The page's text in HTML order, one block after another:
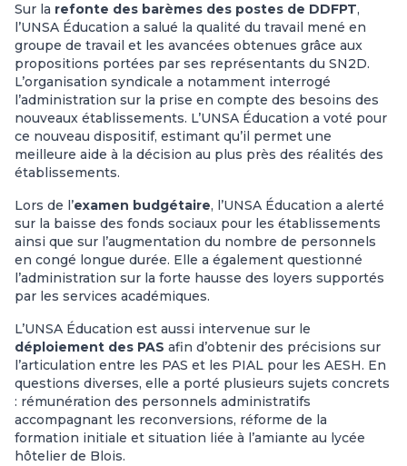
Sur la refonte des barèmes des postes de DDFPT,
l’UNSA Éducation a salué la qualité du travail mené en
groupe de travail et les avancées obtenues grâce aux
propositions portées par ses représentants du SN2D.
L’organisation syndicale a notamment interrogé
l’administration sur la prise en compte des besoins des
nouveaux établissements. L’UNSA Éducation a voté pour
ce nouveau dispositif, estimant qu’il permet une
meilleure aide à la décision au plus près des réalités des
établissements.
Lors de l’examen budgétaire, l’UNSA Éducation a alerté
sur la baisse des fonds sociaux pour les établissements
ainsi que sur l’augmentation du nombre de personnels
en congé longue durée. Elle a également questionné
l’administration sur la forte hausse des loyers supportés
par les services académiques.
L’UNSA Éducation est aussi intervenue sur le
déploiement des PAS afin d’obtenir des précisions sur
l’articulation entre les PAS et les PIAL pour les AESH. En
questions diverses, elle a porté plusieurs sujets concrets
: rémunération des personnels administratifs
accompagnant les reconversions, réforme de la
formation initiale et situation liée à l’amiante au lycée
hôtelier de Blois.